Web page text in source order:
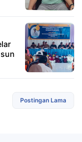
Postingan Lama